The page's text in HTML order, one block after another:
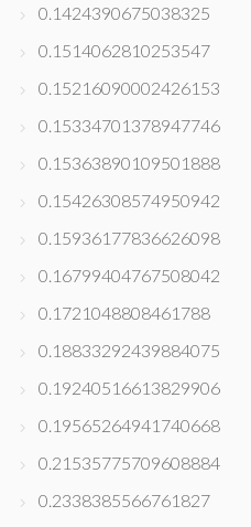
0.1424390675038325
0.1514062810253547
0.15216090002426153
0.15334701378947746
0.15363890109501888
0.15426308574950942
0.15936177836626098
0.16799404767508042
0.1721048808461788
0.18833292439884075
0.19240516613829906
0.19565264941740668
0.21535775709608884
0.2338385566761827